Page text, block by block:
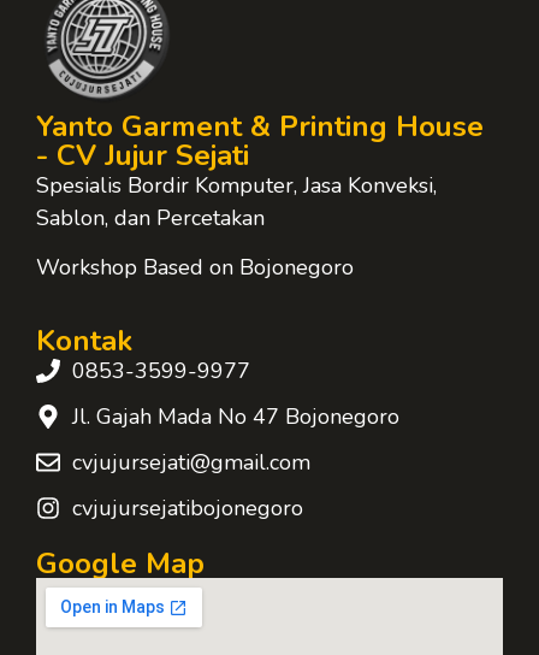
Yanto Garment & Printing House
- CV Jujur Sejati
Spesialis Bordir Komputer, Jasa Konveksi,
Sablon, dan Percetakan
Workshop Based on Bojonegoro
Kontak
0853-3599-9977
Jl. Gajah Mada No 47 Bojonegoro
cvjujursejati@gmail.com
cvjujursejatibojonegoro
Google Map